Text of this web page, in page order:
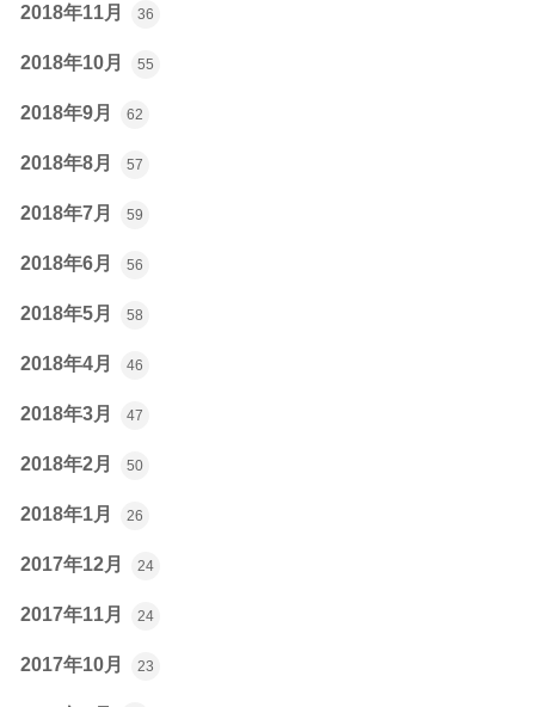
2018年11月 36
2018年10月 55
2018年9月 62
2018年8月 57
2018年7月 59
2018年6月 56
2018年5月 58
2018年4月 46
2018年3月 47
2018年2月 50
2018年1月 26
2017年12月 24
2017年11月 24
2017年10月 23